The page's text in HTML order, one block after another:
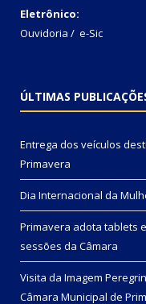
Eletrônico:
Ouvidoria / e-Sic
ÚLTIMAS
Entrega dos veículos
Primavera
Dia Internacional da
Primavera adota tablets
sessões da Câmara
Visita da Imagem
Câmara Municipal de